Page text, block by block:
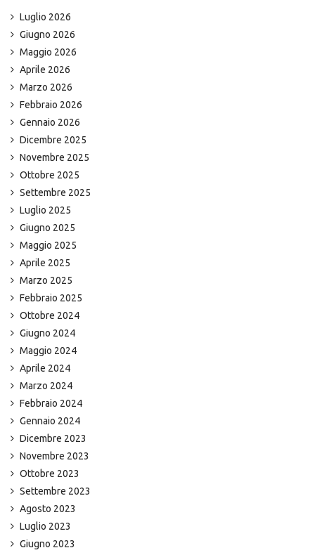
Luglio 2026
Giugno 2026
Maggio 2026
Aprile 2026
Marzo 2026
Febbraio 2026
Gennaio 2026
Dicembre 2025
Novembre 2025
Ottobre 2025
Settembre 2025
Luglio 2025
Giugno 2025
Maggio 2025
Aprile 2025
Marzo 2025
Febbraio 2025
Ottobre 2024
Giugno 2024
Maggio 2024
Aprile 2024
Marzo 2024
Febbraio 2024
Gennaio 2024
Dicembre 2023
Novembre 2023
Ottobre 2023
Settembre 2023
Agosto 2023
Luglio 2023
Giugno 2023